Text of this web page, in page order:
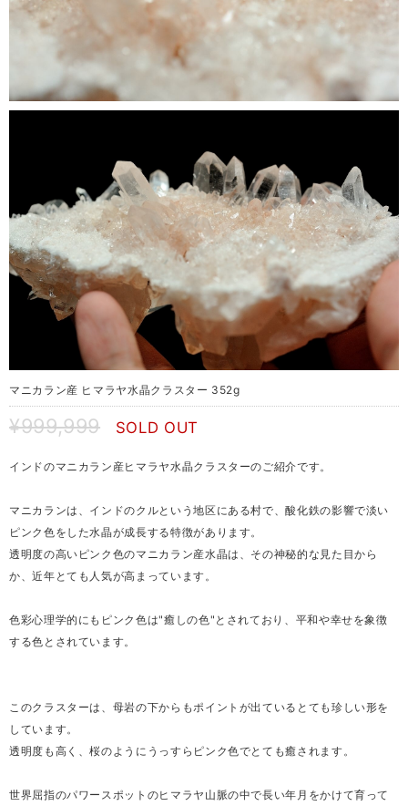
マニカラン産 ヒマラヤ水晶クラスター 352g
¥999,999 SOLD OUT
インドのマニカラン産ヒマラヤ水晶クラスターのご紹介です。
マニカランは、インドのクルという地区にある村で、酸化鉄の影響で淡い
ピンク色をした水晶が成長する特徴があります。
透明度の高いピンク色のマニカラン産水晶は、その神秘的な見た目から
か、近年とても人気が高まっています。
色彩心理学的にもピンク色は"癒しの色"とされており、平和や幸せを象徴
する色とされています。
このクラスターは、母岩の下からもポイントが出ているとても珍しい形を
しています。
透明度も高く、桜のようにうっすらピンク色でとても癒されます。
世界屈指のパワースポットのヒマラヤ山脈の中で長い年月をかけて育って